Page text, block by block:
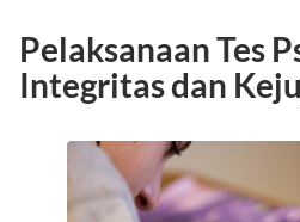
Pelaksanaan Tes
Integritas dan